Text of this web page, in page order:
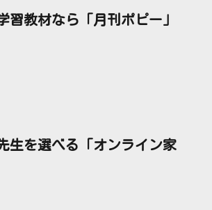
習教材なら「月刊ポピー」
生を選べる「オンライン家